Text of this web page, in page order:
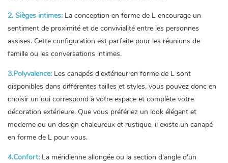
2. Sièges intimes: La conception en forme de L encourage un
sentiment de proximité et de convivialité entre les personnes
assises. Cette configuration est parfaite pour les réunions de
famille ou les conversations intimes.
3.Polyvalence: Les canapés d'extérieur en forme de L sont
disponibles dans différentes tailles et styles, vous pouvez donc en
choisir un qui correspond à votre espace et complète votre
décoration extérieure. Que vous préfériez un look élégant et
moderne ou un design chaleureux et rustique, il existe un canapé
en forme de L pour vous.
4.Confort: La méridienne allongée ou la section d'angle d'un